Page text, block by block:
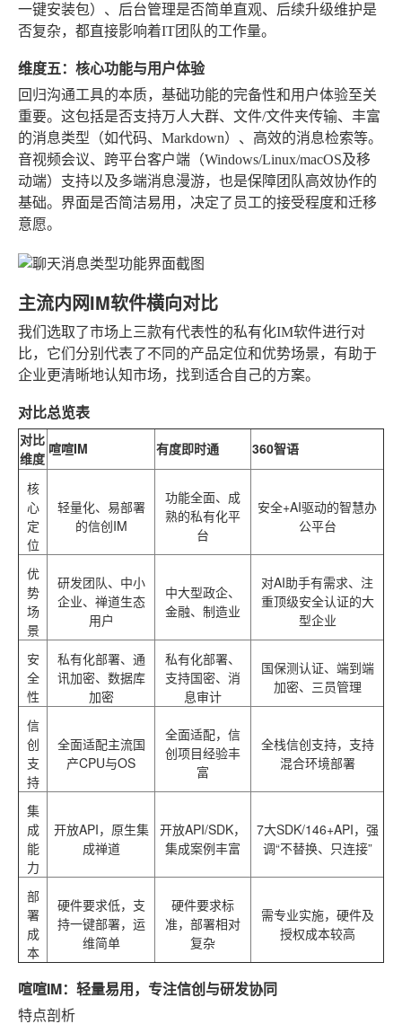
一键安装包）、后台管理是否简单直观、后续升级维护是
否复杂，都直接影响着IT团队的工作量。
维度五：核心功能与用户体验
回归沟通工具的本质，基础功能的完备性和用户体验至关
重要。这包括是否支持万人大群、文件/文件夹传输、丰富
的消息类型（如代码、Markdown）、高效的消息检索等。
音视频会议、跨平台客户端（Windows/Linux/macOS及移
动端）支持以及多端消息漫游，也是保障团队高效协作的
基础。界面是否简洁易用，决定了员工的接受程度和迁移
意愿。
主流内网IM软件横向对比
我们选取了市场上三款有代表性的私有化IM软件进行对
比，它们分别代表了不同的产品定位和优势场景，有助于
企业更清晰地认知市场，找到适合自己的方案。
对比总览表
对比
维度
喧喧IM 有度即时通 360智语
核
心
定
位
轻量化、易部署
的信创IM
功能全面、成
熟的私有化平
台
安全+AI驱动的智慧办
公平台
优
势
场
景
研发团队、中小
企业、禅道生态
用户
中大型政企、
金融、制造业
对AI助手有需求、注
重顶级安全认证的大
型企业
安
全
性
私有化部署、通
讯加密、数据库
加密
私有化部署、
支持国密、消
息审计
国保测认证、端到端
加密、三员管理
信
创
支
持
全面适配主流国
产CPU与OS
全面适配，信
创项目经验丰
富
全栈信创支持，支持
混合环境部署
集
成
能
力
开放API，原生集
成禅道
开放API/SDK，
集成案例丰富
7大SDK/146+API，强
调“不替换、只连接”
部
署
成
本
硬件要求低，支
持一键部署，运
维简单
硬件要求标
准，部署相对
复杂
需专业实施，硬件及
授权成本较高
喧喧IM：轻量易用，专注信创与研发协同
特点剖析